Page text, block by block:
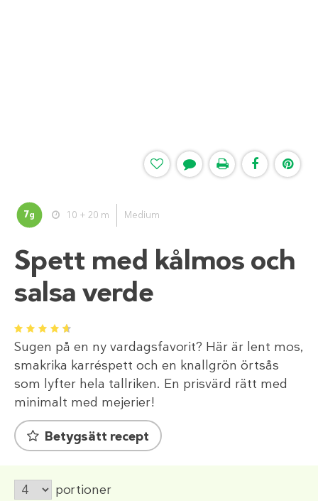
7g 10 + 20 m Medium
Spett med kålmos och
salsa verde
1 2 3 4 5
Sugen på en ny vardagsfavorit? Här är lent mos,
smakrika karréspett och en knallgrön örtsås
som lyfter hela tallriken. En prisvärd rätt med
minimalt med mejerier!
Betygsätt recept
portioner